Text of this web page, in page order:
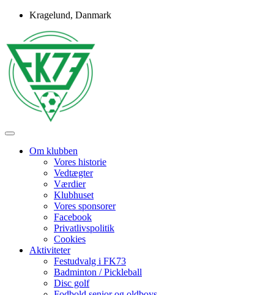
Skip
content
Kragelund, Danmark
FK73
Om klubben
Vores historie
Vedtægter
Værdier
Klubhuset
Vores sponsorer
Facebook
Privatlivspolitik
Cookies
Aktiviteter
Festudvalg i FK73
Badminton / Pickleball
Disc golf